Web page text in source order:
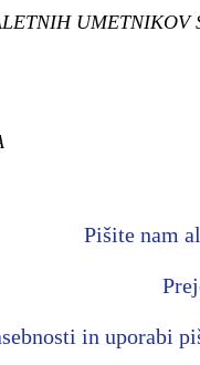
UMETNIKOV
Pišite nam
in uporabi